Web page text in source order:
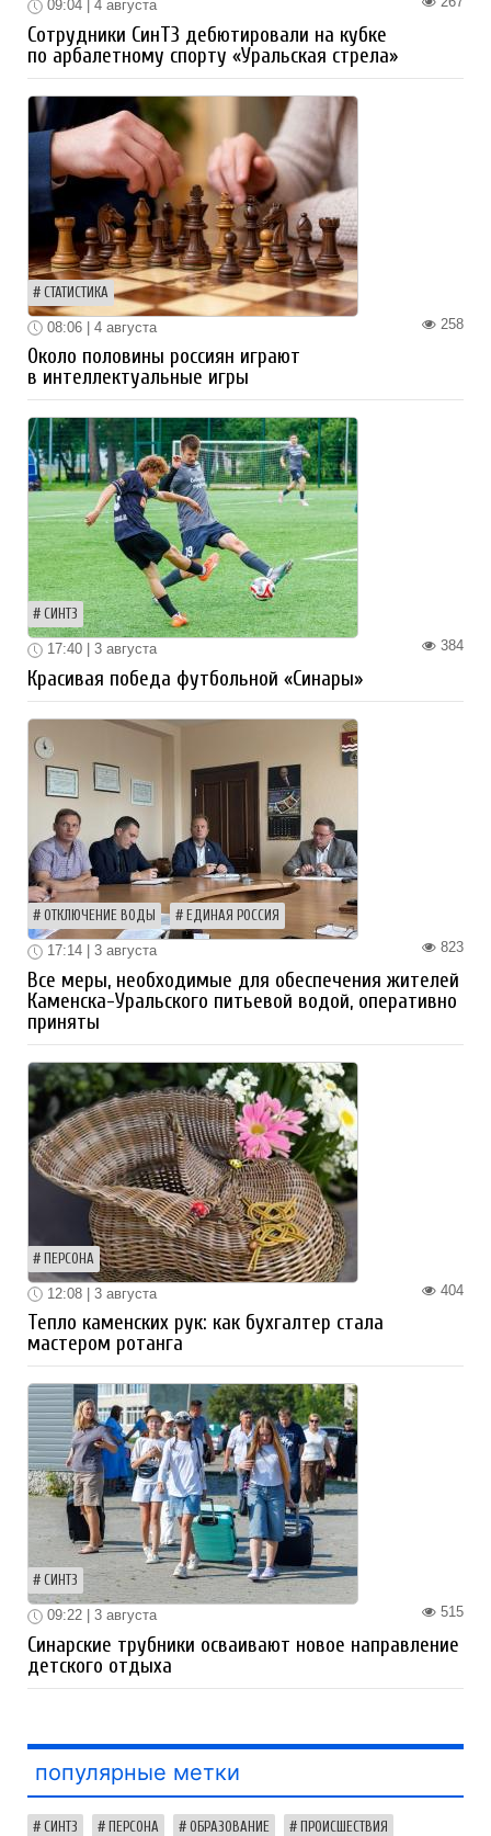
09:04 | 4 августа
Сотрудники СинТЗ дебютировали на кубке
по арбалетному спорту «Уральская стрела»
СТАТИСТИКА
258
08:06 | 4 августа
Около половины россиян играют
в интеллектуальные игры
СИНТЗ
384
17:40 | 3 августа
Красивая победа футбольной «Синары»
ОТКЛЮЧЕНИЕ ВОДЫ ЕДИНАЯ РОССИЯ
823
17:14 | 3 августа
Все меры, необходимые для обеспечения жителей
Каменска-Уральского питьевой водой, оперативно
приняты
ПЕРСОНА
404
12:08 | 3 августа
Тепло каменских рук: как бухгалтер стала
мастером ротанга
СИНТЗ
515
09:22 | 3 августа
Синарские трубники осваивают новое направление
детского отдыха
популярные метки
СИНТЗ ПЕРСОНА ОБРАЗОВАНИЕ ПРОИСШЕСТВИЯ